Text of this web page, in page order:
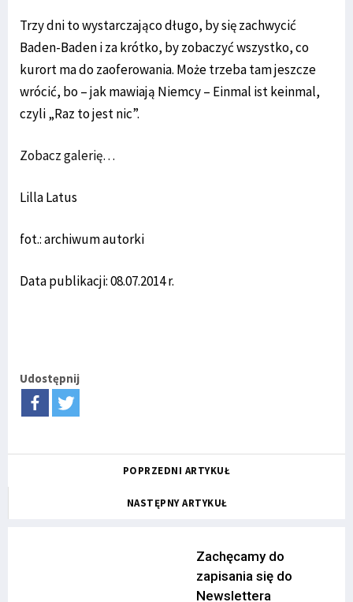
Trzy dni to wystarczająco długo, by się zachwycić
Baden-Baden i za krótko, by zobaczyć wszystko, co
kurort ma do zaoferowania. Może trzeba tam jeszcze
wrócić, bo – jak mawiają Niemcy – Einmal ist keinmal,
czyli „Raz to jest nic”.
Zobacz galerię…
Lilla Latus
fot.: archiwum autorki
Data publikacji: 08.07.2014 r.
Udostępnij
POPRZEDNI ARTYKUŁ
NASTĘPNY ARTYKUŁ
Zachęcamy do
zapisania się do
Newslettera